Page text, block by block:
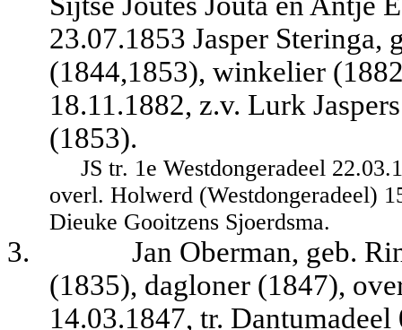
23.07.1853 Jasper Steringa,
(1844,1853), winkelier
18.11.1882, z.v. Lurk
(1853).
JS tr. 1e Westdongeradeel
overl. Holwerd (Westdongeradeel)
Dieuke Gooitzens Sjoerdsma.
3.
Jan Oberman, geb.
(1835), dagloner (1847),
14.03.1847, tr.